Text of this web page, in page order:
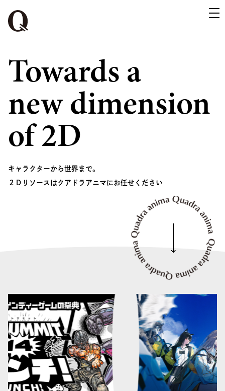
Towards a
new dimension
of 2D
キャラクターから世界まで。
２Ｄリソースはクアドラアニマにお任せください